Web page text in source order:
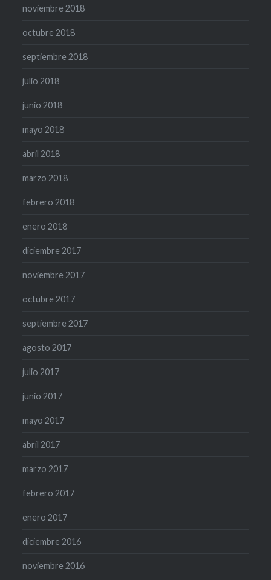
noviembre 2018
octubre 2018
septiembre 2018
julio 2018
junio 2018
mayo 2018
abril 2018
marzo 2018
febrero 2018
enero 2018
diciembre 2017
noviembre 2017
octubre 2017
septiembre 2017
agosto 2017
julio 2017
junio 2017
mayo 2017
abril 2017
marzo 2017
febrero 2017
enero 2017
diciembre 2016
noviembre 2016